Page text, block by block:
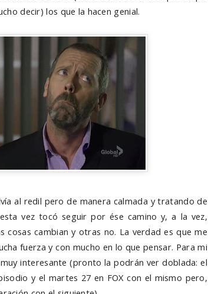
decir) los que la hacen genial.
al redil pero de manera calmada y tratando de
vez tocó seguir por ése camino y, a la vez,
cosas cambian y otras no. La verdad es que me
fuerza y con mucho en lo que pensar. Para mi
interesante (pronto la podrán ver doblada: el
y el martes 27 en FOX con el mismo pero,